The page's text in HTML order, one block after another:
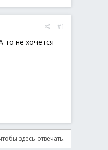
#1
то не хочется
здесь отвечать.